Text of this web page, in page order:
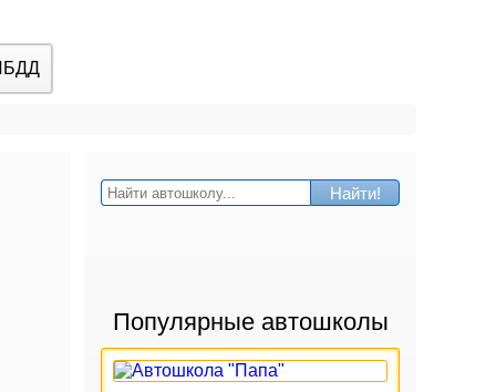
Найти!
Популярные автошколы